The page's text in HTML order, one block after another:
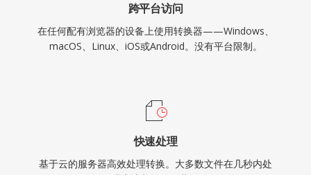
跨平台访问
在任何配有浏览器的设备上使用转换器——Windows、
macOS、Linux、iOS或Android。没有平台限制。
快速处理
基于云的服务器高效处理转换。大多数文件在几秒内处